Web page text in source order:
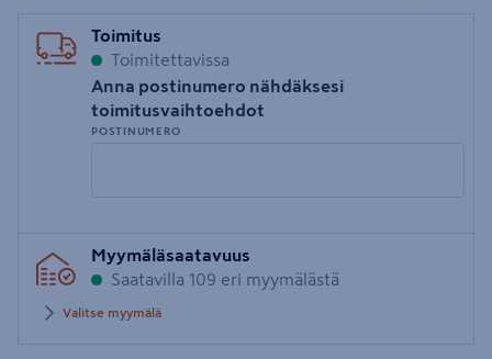
Toimitus
Toimitettavissa
Anna postinumero nähdäksesi
toimitusvaihtoehdot
POSTINUMERO
postinumero
Myymäläsaatavuus
Saatavilla 109 eri myymälästä
Valitse myymälä